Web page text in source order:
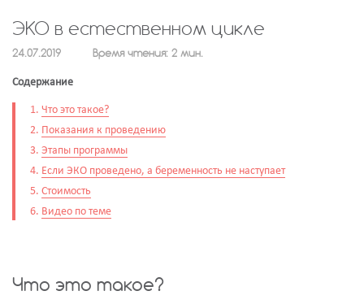
ЭКО в естественном цикле
24.07.2019 Время чтения: 2 мин.
Содержание
Что это такое?
Показания к проведению
Этапы программы
Если ЭКО проведено, а беременность не наступает
Стоимость
Видео по теме
Что это такое?